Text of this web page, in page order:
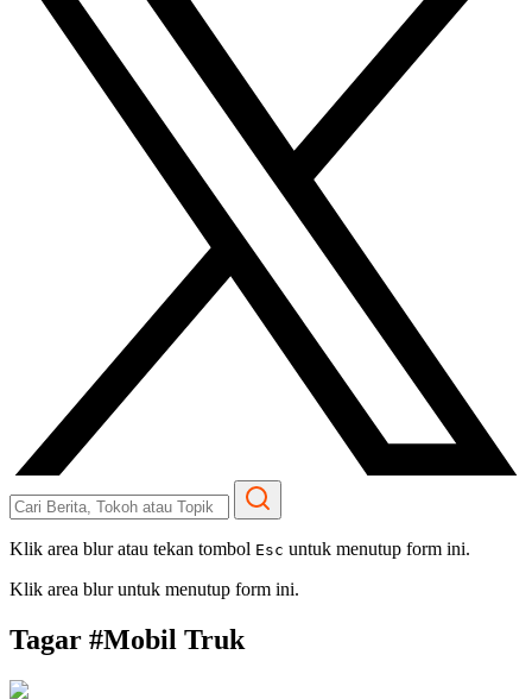
Klik area blur atau tekan tombol Esc untuk menutup form ini.
Klik area blur untuk menutup form ini.
Tagar #Mobil Truk